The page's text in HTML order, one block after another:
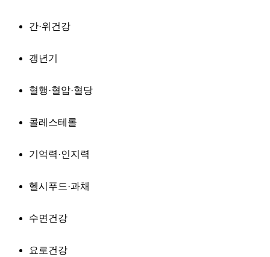
간·위건강
갱년기
혈행·혈압·혈당
콜레스테롤
기억력·인지력
헬시푸드·과채
수면건강
요로건강